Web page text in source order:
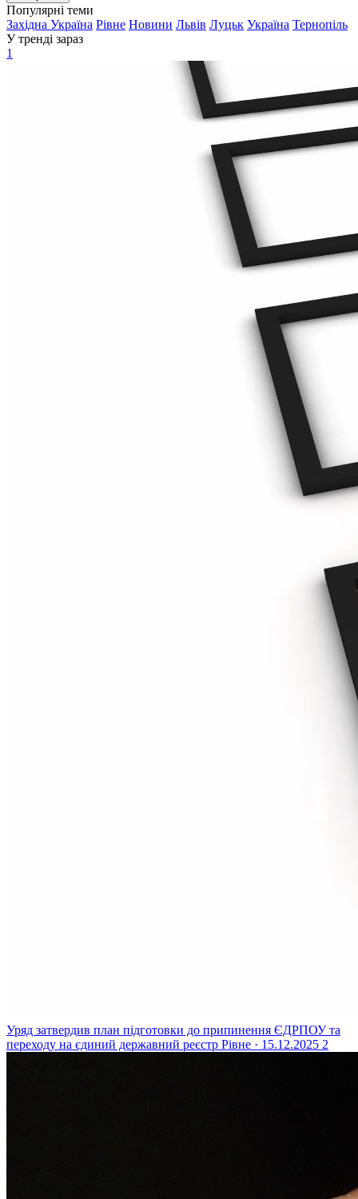
Популярні теми
Західна Україна Рівне Новини Львів Луцьк Україна Тернопіль
У тренді зараз
1
Уряд затвердив план підготовки до припинення ЄДРПОУ та
переходу на єдиний державний реєстр Рівне · 15.12.2025 2